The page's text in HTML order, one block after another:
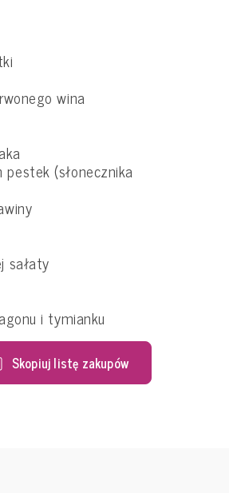
wina
(słonecznika
sałaty
i tymianku
Skopiuj listę zakupów